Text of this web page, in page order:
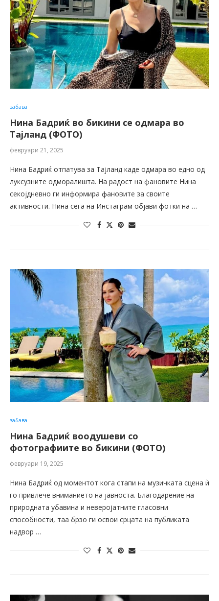
забава
Нина Бадриќ во бикини се одмара во
Тајланд (ФОТО)
февруари 21, 2025
Нина Бадриќ отпатува за Тајланд каде одмара во едно од
луксузните одморалишта. На радост на фановите Нина
секојдневно ги информира фановите за своите
активности. Нина сега на Инстаграм објави фотки на …
забава
Нина Бадриќ воодушеви со
фотографиите во бикини (ФОТО)
февруари 19, 2025
Нина Бадриќ од моментот кога стапи на музичката сцена ѝ
го привлече вниманието на јавноста. Благодарение на
природната убавина и неверојатните гласовни
способности, таа брзо ги освои срцата на публиката
надвор …